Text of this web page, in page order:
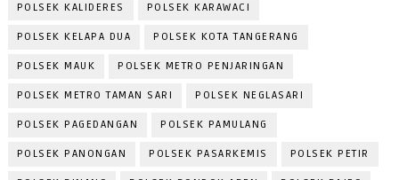
POLSEK KALIDERES POLSEK KARAWACI
POLSEK KELAPA DUA POLSEK KOTA TANGERANG
POLSEK MAUK POLSEK METRO PENJARINGAN
POLSEK METRO TAMAN SARI POLSEK NEGLASARI
POLSEK PAGEDANGAN POLSEK PAMULANG
POLSEK PANONGAN POLSEK PASARKEMIS POLSEK PETIR